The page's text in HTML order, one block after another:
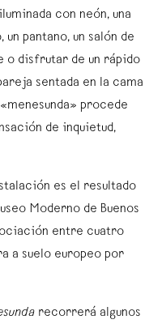
con neón, una
pantano, un salón de
o disfrutar de un rápido
sentada en la cama
procede
de inquietud,
es el resultado
Moderno de Buenos
entre cuatro
a suelo europeo por
recorrerá algunos